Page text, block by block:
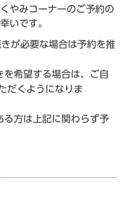
やみコーナーのご予約の
ば幸いです。
要な場合は予約を推
望する場合は、ご自
だくようになりま
は上記に関わらず予